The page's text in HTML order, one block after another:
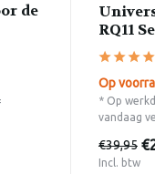
de
RQ11
Op
* Op
vandaag
€39,95
Incl. btw